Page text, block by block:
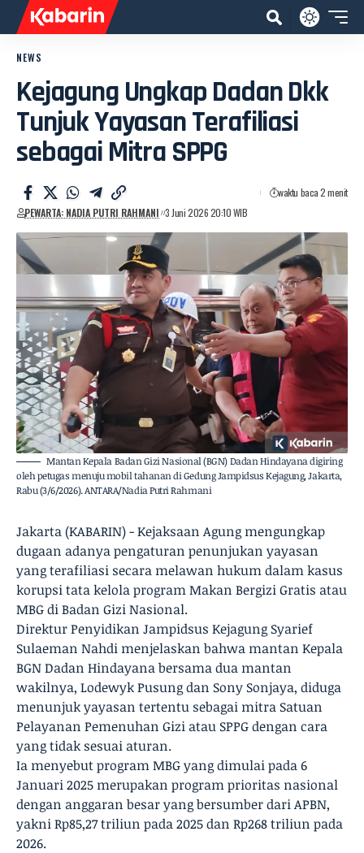
NEWS
Kejagung Ungkap Dadan Dkk
Tunjuk Yayasan Terafiliasi
sebagai Mitra SPPG
PEWARTA: NADIA PUTRI RAHMANI 3 Juni 2026 20:10 WIB
waktu baca 2 menit
Mantan Kepala Badan Gizi Nasional (BGN) Dadan Hindayana digiring
oleh petugas menuju mobil tahanan di Gedung Jampidsus Kejagung, Jakarta,
Rabu (3/6/2026). ANTARA/Nadia Putri Rahmani
Jakarta (KABARIN) - Kejaksaan Agung mengungkap
dugaan adanya pengaturan penunjukan yayasan
yang terafiliasi secara melawan hukum dalam kasus
korupsi tata kelola program Makan Bergizi Gratis atau
MBG di Badan Gizi Nasional.
Direktur Penyidikan Jampidsus Kejagung Syarief
Sulaeman Nahdi menjelaskan bahwa mantan Kepala
BGN Dadan Hindayana bersama dua mantan
wakilnya, Lodewyk Pusung dan Sony Sonjaya, diduga
menunjuk yayasan tertentu sebagai mitra Satuan
Pelayanan Pemenuhan Gizi atau SPPG dengan cara
yang tidak sesuai aturan.
Ia menyebut program MBG yang dimulai pada 6
Januari 2025 merupakan program prioritas nasional
dengan anggaran besar yang bersumber dari APBN,
yakni Rp85,27 triliun pada 2025 dan Rp268 triliun pada
2026.